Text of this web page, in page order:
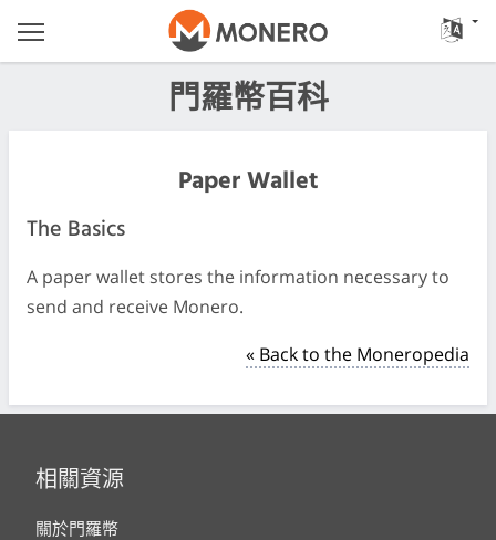
門羅幣百科
Paper Wallet
The Basics
A paper wallet stores the information necessary to
send and receive Monero.
« Back to the Moneropedia
相關資源
關於門羅幣